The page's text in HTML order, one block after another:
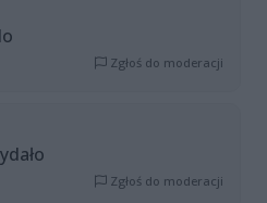
Zgłoś do moderacji
Zgłoś do moderacji